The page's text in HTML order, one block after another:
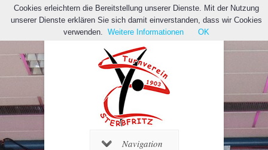
Navigation
Cookies erleichtern die Bereitstellung unserer Dienste. Mit der Nutzung
unserer Dienste erklären Sie sich damit einverstanden, dass wir Cookies
verwenden. Weitere Informationen OK